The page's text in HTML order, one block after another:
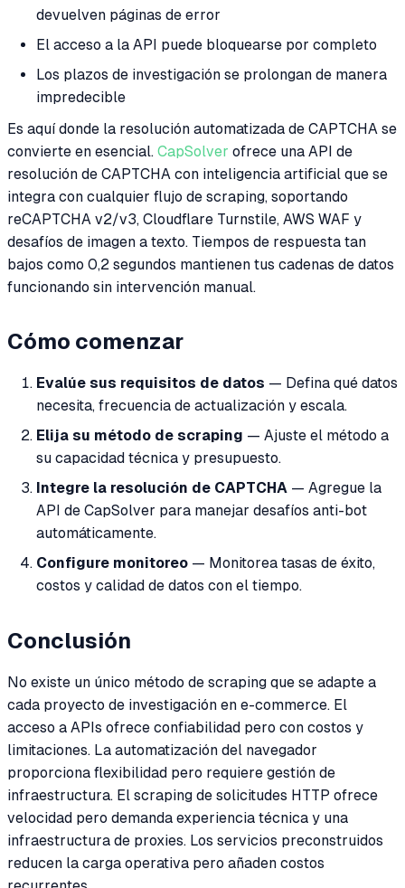
devuelven páginas de error
El acceso a la API puede bloquearse por completo
Los plazos de investigación se prolongan de manera
impredecible
Es aquí donde la resolución automatizada de CAPTCHA se
convierte en esencial. CapSolver ofrece una API de
resolución de CAPTCHA con inteligencia artificial que se
integra con cualquier flujo de scraping, soportando
reCAPTCHA v2/v3, Cloudflare Turnstile, AWS WAF y
desafíos de imagen a texto. Tiempos de respuesta tan
bajos como 0,2 segundos mantienen tus cadenas de datos
funcionando sin intervención manual.
Cómo comenzar
Evalúe sus requisitos de datos — Defina qué datos
necesita, frecuencia de actualización y escala.
Elija su método de scraping — Ajuste el método a
su capacidad técnica y presupuesto.
Integre la resolución de CAPTCHA — Agregue la
API de CapSolver para manejar desafíos anti-bot
automáticamente.
Configure monitoreo — Monitorea tasas de éxito,
costos y calidad de datos con el tiempo.
Conclusión
No existe un único método de scraping que se adapte a
cada proyecto de investigación en e-commerce. El
acceso a APIs ofrece confiabilidad pero con costos y
limitaciones. La automatización del navegador
proporciona flexibilidad pero requiere gestión de
infraestructura. El scraping de solicitudes HTTP ofrece
velocidad pero demanda experiencia técnica y una
infraestructura de proxies. Los servicios preconstruidos
reducen la carga operativa pero añaden costos